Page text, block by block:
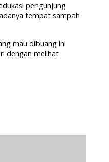
pengunjung
tempat sampah
mau dibuang ini
dengan melihat